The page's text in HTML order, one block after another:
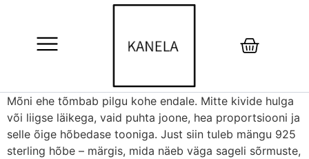
Mõni ehe tõmbab pilgu kohe endale. Mitte kivide hulga
või liigse läikega, vaid puhta joone, hea proportsiooni ja
selle õige hõbedase tooniga. Just siin tuleb mängu 925
sterling hõbe – märgis, mida näeb väga sageli sõrmuste,